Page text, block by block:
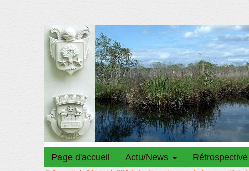
Page d'accueil Actu/News Rétrospective